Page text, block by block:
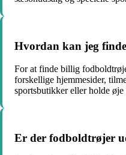
Hvordan kan jeg
For at finde billig
forskellige hjemmesider,
sportsbutikker eller holde
Er der fodboldtrøjer